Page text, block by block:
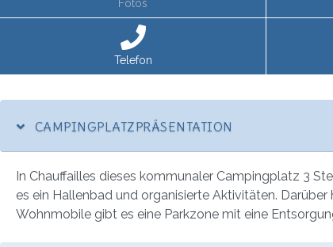
Fotos
Telefon
CAMPINGPLATZPRÄSENTATION
In Chauffailles dieses kommunaler Campingplatz 3
es ein Hallenbad und organisierte Aktivitäten.
Wohnmobile gibt es eine Parkzone mit eine